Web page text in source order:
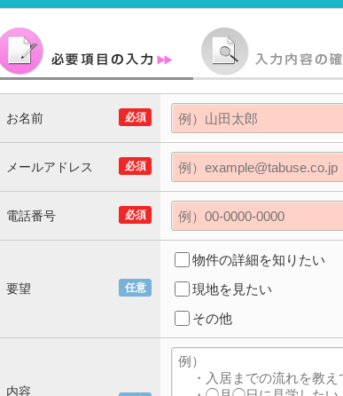
必須
お名前
必須
メールアドレス
必須
電話番号
任意
要望
物件の詳細を知りたい
現地を見たい
その他
内容